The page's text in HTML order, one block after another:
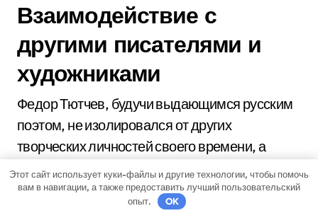
Взаимодействие с
другими писателями и
художниками
Федор Тютчев, будучи выдающимся русским
поэтом, не изолировался от других
творческих личностей своего времени, а
активно взаимодействовал с писателями и
художниками, что оказало существенное
влияние на его собственное творчество.
Этот сайт использует куки-файлы и другие технологии, чтобы помочь
вам в навигации, а также предоставить лучший пользовательский
опыт.
OK